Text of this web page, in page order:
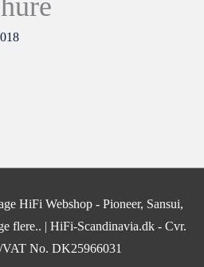
HiFi Webshop - Pioneer, Sansui,
flere.. | HiFi-Scandinavia.dk - Cvr.
VAT No. DK25966031